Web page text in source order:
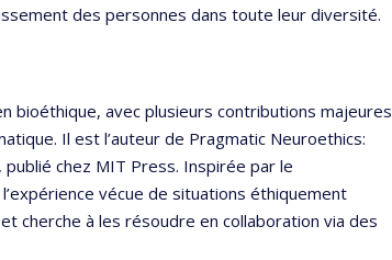
des personnes dans toute leur diversité.
bioéthique, avec plusieurs contributions majeures
Il est l’auteur de Pragmatic Neuroethics:
chez MIT Press. Inspirée par le
vécue de situations éthiquement
cherche à les résoudre en collaboration via des